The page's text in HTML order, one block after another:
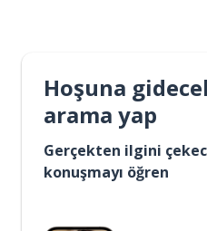
Hoşuna
arama yap
Gerçekten ilgini
konuşmayı öğren